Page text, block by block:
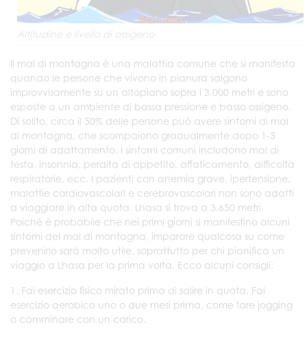
Altitudine e livello di ossigeno
Il mal di montagna è una malattia comune che si manifesta
quando le persone che vivono in pianura salgono
improvvisamente su un altopiano sopra i 3.000 metri e sono
esposte a un ambiente di bassa pressione e basso ossigeno.
Di solito, circa il 50% delle persone può avere sintomi di mal
di montagna, che scompaiono gradualmente dopo 1-3
giorni di adattamento. I sintomi comuni includono mal di
testa, insonnia, perdita di appetito, affaticamento, difficoltà
respiratorie, ecc. I pazienti con anemia grave, ipertensione,
malattie cardiovascolari e cerebrovascolari non sono adatti
a viaggiare in alta quota. Lhasa si trova a 3.650 metri.
Poiché è probabile che nei primi giorni si manifestino alcuni
sintomi del mal di montagna, imparare qualcosa su come
prevenirlo sarà molto utile, soprattutto per chi pianifica un
viaggio a Lhasa per la prima volta. Ecco alcuni consigli:
1. Fai esercizio fisico mirato prima di salire in quota. Fai
esercizio aerobico uno o due mesi prima, come fare jogging
o camminare con un carico.